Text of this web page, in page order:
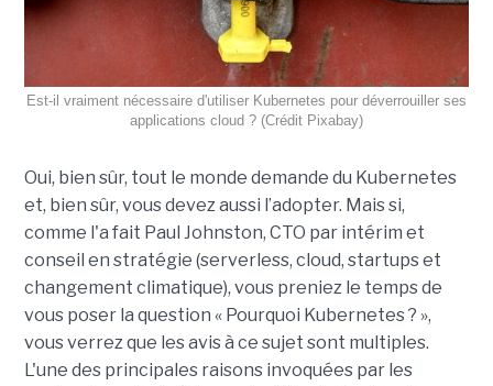
Est-il vraiment nécessaire d'utiliser Kubernetes pour déverrouiller ses
applications cloud ? (Crédit Pixabay)
Oui, bien sûr, tout le monde demande du Kubernetes
et, bien sûr, vous devez aussi l’adopter. Mais si,
comme l'a fait Paul Johnston, CTO par intérim et
conseil en stratégie (serverless, cloud, startups et
changement climatique), vous preniez le temps de
vous poser la question « Pourquoi Kubernetes ? »,
vous verrez que les avis à ce sujet sont multiples.
L'une des principales raisons invoquées par les